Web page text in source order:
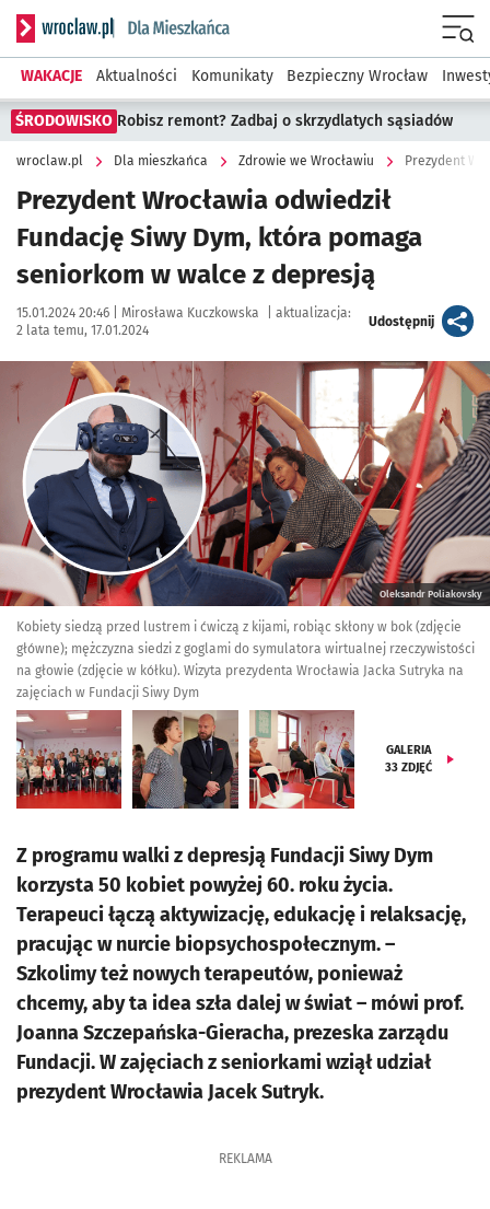
Serwis informacyjny wroclaw.pl podserwis: Dla mieszkańca
WAKACJE Aktualności Komunikaty Bezpieczny Wrocław
ŚRODOWISKO Robisz remont? Zadbaj o skrzydlatych sąsiadów
wroclaw.pl Dla mieszkańca Zdrowie we Wrocławiu
Prezydent Wrocławia odwiedził
Fundację Siwy Dym, która pomaga
seniorkom w walce z depresją
Data publikacji:
15.01.2024 20:46 | Autor:
Mirosława Kuczkowska
aktualizacja:
2 lata temu, 17.01.2024
Udostępnijartykuł
Kliknij, aby zobaczyć galerię
Oleksandr Poliakovsky
Kobiety siedzą przed lustrem i ćwiczą z kijami, robiąc skłony w bok (zdjęcie
główne); mężczyzna siedzi z goglami do symulatora wirtualnej rzeczywistości
na głowie (zdjęcie w kółku). Wizyta prezydenta Wrocławia Jacka Sutryka na
zajęciach w Fundacji Siwy Dym
GALERIA
33 ZDJĘĆ
Z programu walki z depresją Fundacji Siwy Dym
korzysta 50 kobiet powyżej 60. roku życia.
Terapeuci łączą aktywizację, edukację i relaksację,
pracując w nurcie biopsychospołecznym. –
Szkolimy też nowych terapeutów, ponieważ
chcemy, aby ta idea szła dalej w świat – mówi prof.
Joanna Szczepańska-Gieracha, prezeska zarządu
Fundacji. W zajęciach z seniorkami wziął udział
prezydent Wrocławia Jacek Sutryk.
REKLAMA